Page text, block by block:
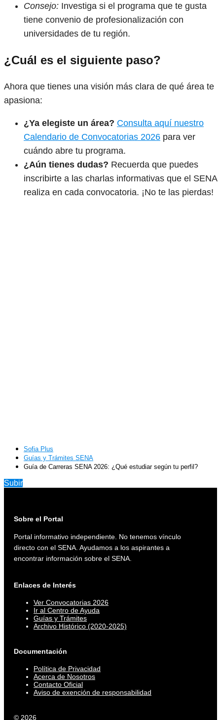
Consejo: Investiga si el programa que te gusta
tiene convenio de profesionalización con
universidades de tu región.
¿Cuál es el siguiente paso?
Ahora que tienes una visión más clara de qué área te
apasiona:
¿Ya elegiste un área? Consulta aquí nuestro
Calendario de Convocatorias 2026 para ver
cuándo abre tu programa.
¿Aún tienes dudas? Recuerda que puedes
inscribirte a las charlas informativas que el SENA
realiza en cada convocatoria. ¡No te las pierdas!
Sofia Plus
Guías y Trámites SENA
Guía de Carreras SENA 2026: ¿Qué estudiar según tu perfil?
Subir
Sobre el Portal
Portal informativo independiente. No tenemos vínculo
directo con el SENA. Ayudamos a los aspirantes a
encontrar información sobre el SENA.
Enlaces de Interés
Ver Convocatorias 2026
Ir al Centro de Ayuda
Guías y Trámites
Archivo Histórico (2020-2025)
Documentación
Política de Privacidad
Acerca de Nosotros
Contacto Oficial
Aviso de exención de responsabilidad
© 2026